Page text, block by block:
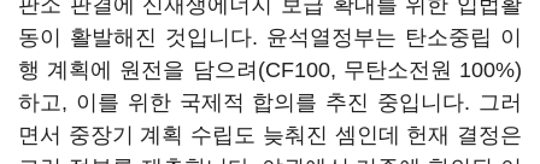
판소 판결에 신재생에너지 보급 확대를 위한 입법활
동이 활발해진 것입니다. 윤석열정부는 탄소중립 이
행 계획에 원전을 담으려(CF100, 무탄소전원 100%)
하고, 이를 위한 국제적 합의를 추진 중입니다. 그러
면서 중장기 계획 수립도 늦춰진 셈인데 헌재 결정은